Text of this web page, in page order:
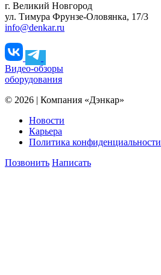
г. Великий Новгород
ул. Тимура Фрунзе-Оловянка, 17/3
info@denkar.ru
Видео-обзоры
оборудования
© 2026 | Компания «Дэнкар»
Новости
Карьера
Политика конфиденциальности
Позвонить Написать